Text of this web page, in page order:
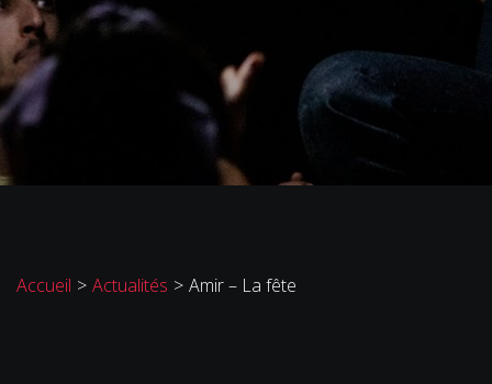
Accueil > Actualités > Amir – La fête